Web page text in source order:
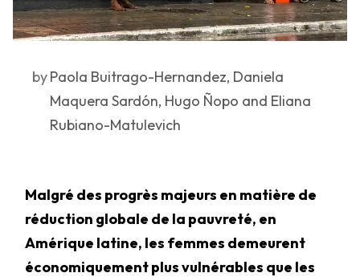
byPaola Buitrago-Hernandez, Daniela
Maquera Sardón, Hugo Ñopo and Eliana
Rubiano-Matulevich
Malgré des progrès majeurs en matière de
réduction globale de la pauvreté, en
Amérique latine, les femmes demeurent
économiquement plus vulnérables que les